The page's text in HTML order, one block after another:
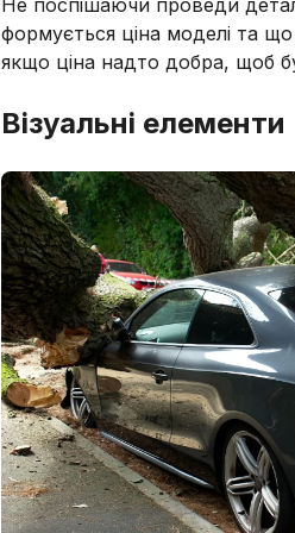
Не поспішаючи проведи
формується ціна моделі та
якщо ціна надто добра, щоб
Візуальні елементи